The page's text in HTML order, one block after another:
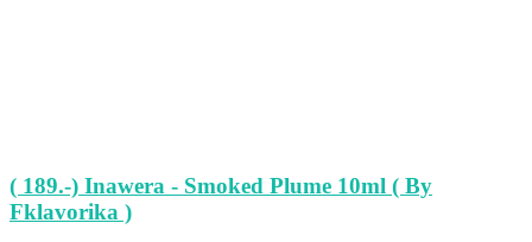
( 189.-) Inawera - Smoked Plume 10ml ( By
Fklavorika )